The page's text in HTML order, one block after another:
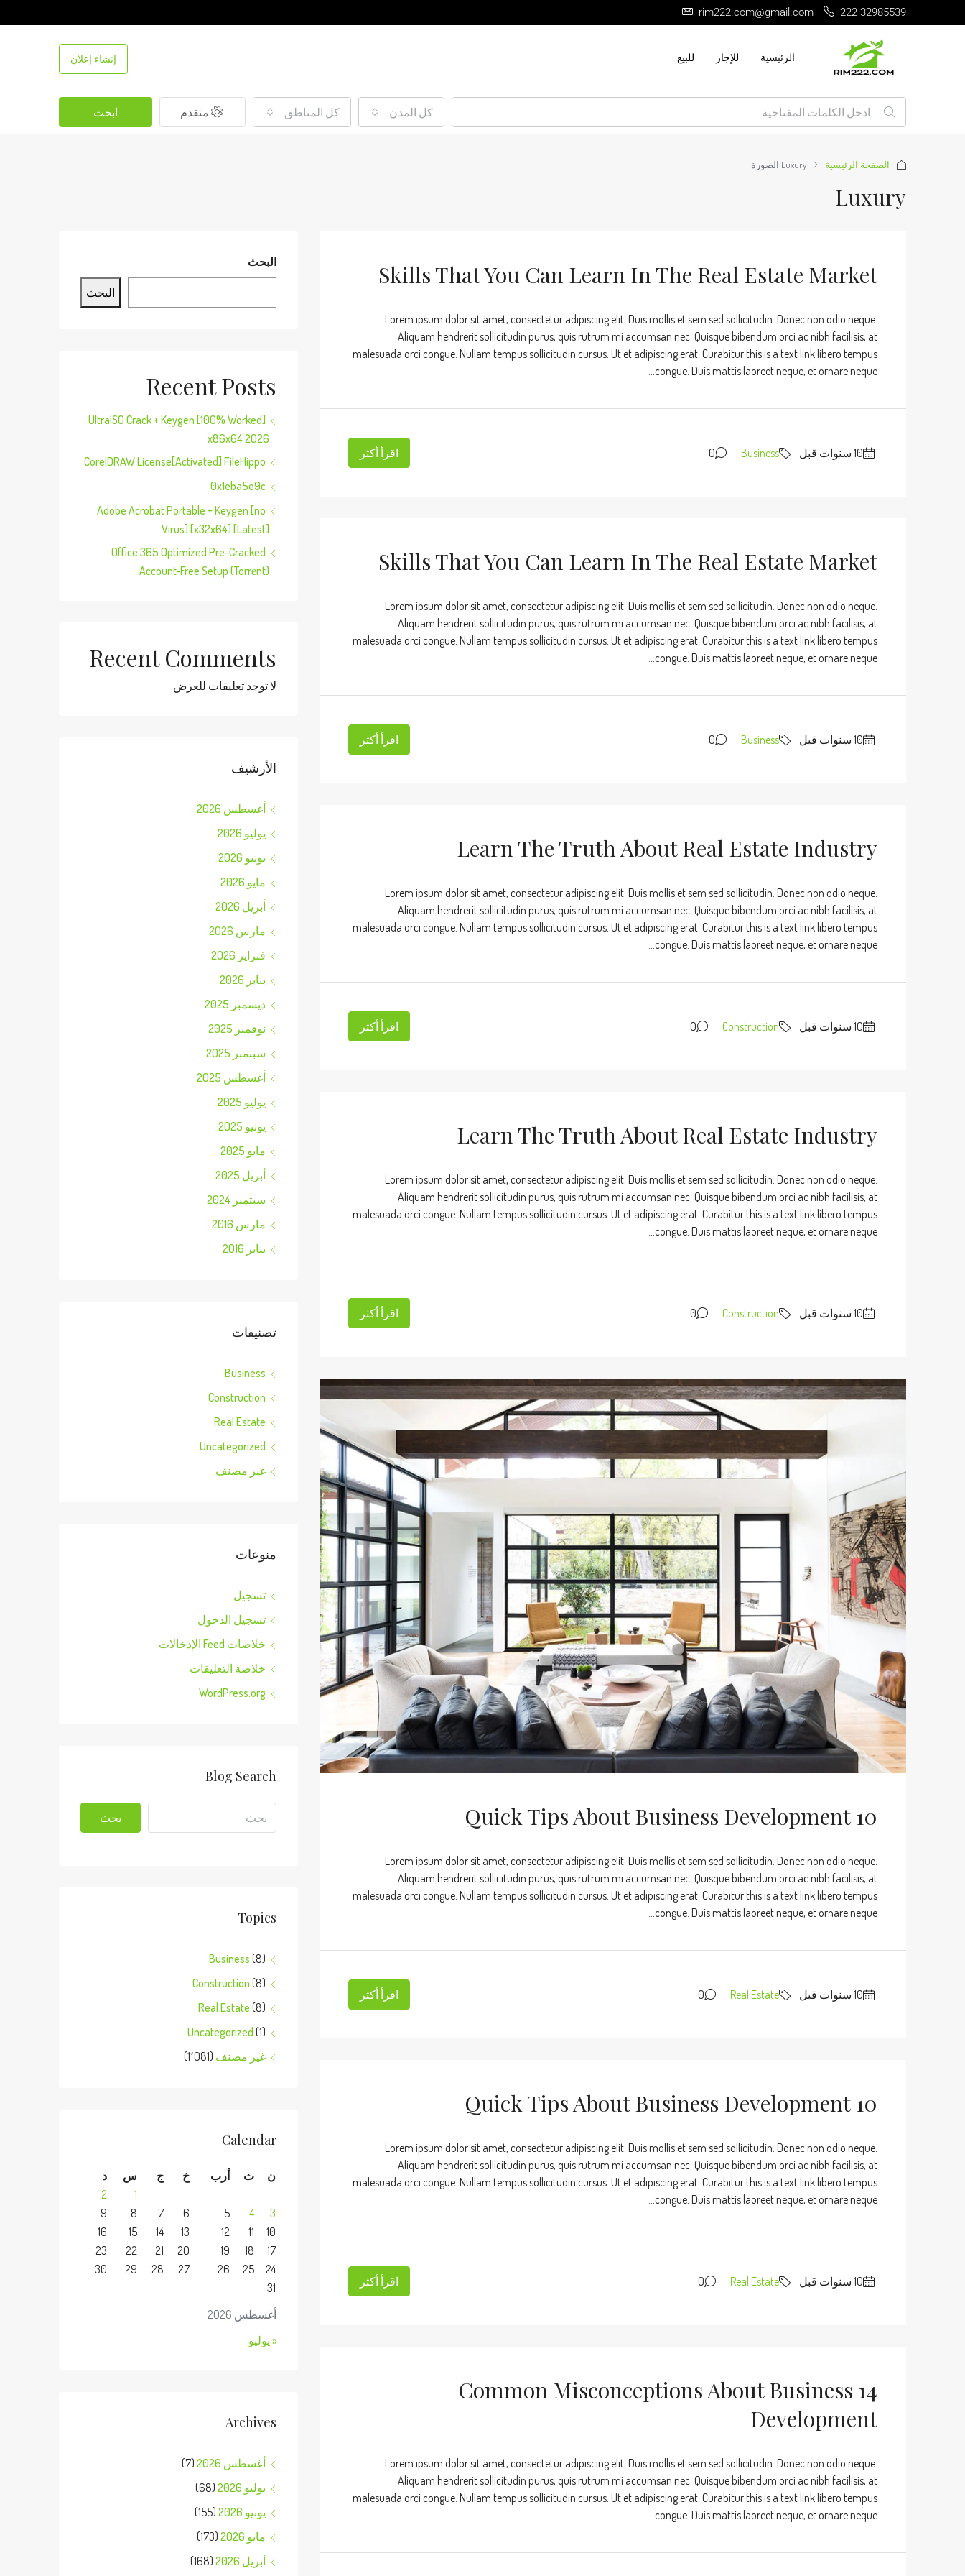
222 32985539
rim222.com@gmail.com
الرئيسية للإجار للبيع إنشاء إعلان
كل المدن كل المناطق متقدم ابحث
الصفحة الرئيسية
Luxury
Skills That You Can Learn In The Real Estate Market
Lorem ipsum dolor sit amet, consectetur adipiscing elit. Duis mollis et sem sed sollicitudin. Donec non odio neque.
Aliquam hendrerit sollicitudin purus, quis rutrum mi accumsan nec. Quisque bibendum orci ac nibh facilisis, at
malesuada orci congue. Nullam tempus sollicitudin cursus. Ut et adipiscing erat. Curabitur this is a text link libero tempus
congue. Duis mattis laoreet neque, et ornare neque...
Business
0 اقرأ أكثر
Skills That You Can Learn In The Real Estate Market
Lorem ipsum dolor sit amet, consectetur adipiscing elit. Duis mollis et sem sed sollicitudin. Donec non odio neque.
Aliquam hendrerit sollicitudin purus, quis rutrum mi accumsan nec. Quisque bibendum orci ac nibh facilisis, at
malesuada orci congue. Nullam tempus sollicitudin cursus. Ut et adipiscing erat. Curabitur this is a text link libero tempus
congue. Duis mattis laoreet neque, et ornare neque...
Business
0 اقرأ أكثر
Learn The Truth About Real Estate Industry
Lorem ipsum dolor sit amet, consectetur adipiscing elit. Duis mollis et sem sed sollicitudin. Donec non odio neque.
Aliquam hendrerit sollicitudin purus, quis rutrum mi accumsan nec. Quisque bibendum orci ac nibh facilisis, at
malesuada orci congue. Nullam tempus sollicitudin cursus. Ut et adipiscing erat. Curabitur this is a text link libero tempus
congue. Duis mattis laoreet neque, et ornare neque...
Construction
0 اقرأ أكثر
Learn The Truth About Real Estate Industry
Lorem ipsum dolor sit amet, consectetur adipiscing elit. Duis mollis et sem sed sollicitudin. Donec non odio neque.
Aliquam hendrerit sollicitudin purus, quis rutrum mi accumsan nec. Quisque bibendum orci ac nibh facilisis, at
malesuada orci congue. Nullam tempus sollicitudin cursus. Ut et adipiscing erat. Curabitur this is a text link libero tempus
congue. Duis mattis laoreet neque, et ornare neque...
Construction
0 اقرأ أكثر
10 Quick Tips About Business Development
Lorem ipsum dolor sit amet, consectetur adipiscing elit. Duis mollis et sem sed sollicitudin. Donec non odio neque.
Aliquam hendrerit sollicitudin purus, quis rutrum mi accumsan nec. Quisque bibendum orci ac nibh facilisis, at
malesuada orci congue. Nullam tempus sollicitudin cursus. Ut et adipiscing erat. Curabitur this is a text link libero tempus
congue. Duis mattis laoreet neque, et ornare neque...
Real Estate
0 اقرأ أكثر
10 Quick Tips About Business Development
Lorem ipsum dolor sit amet, consectetur adipiscing elit. Duis mollis et sem sed sollicitudin. Donec non odio neque.
Aliquam hendrerit sollicitudin purus, quis rutrum mi accumsan nec. Quisque bibendum orci ac nibh facilisis, at
malesuada orci congue. Nullam tempus sollicitudin cursus. Ut et adipiscing erat. Curabitur this is a text link libero tempus
congue. Duis mattis laoreet neque, et ornare neque...
Real Estate
0 اقرأ أكثر
14 Common Misconceptions About Business
Development
Lorem ipsum dolor sit amet, consectetur adipiscing elit. Duis mollis et sem sed sollicitudin. Donec non odio neque.
Aliquam hendrerit sollicitudin purus, quis rutrum mi accumsan nec. Quisque bibendum orci ac nibh facilisis, at
malesuada orci congue. Nullam tempus sollicitudin cursus. Ut et adipiscing erat. Curabitur this is a text link libero tempus
congue. Duis mattis laoreet neque, et ornare neque...
البحث
البحث
Recent Posts
UltraISO Crack + Keygen [100% Worked]
x86x64 2026
CorelDRAW License[Activated] FileHippo
0x1eba5e9c
Adobe Acrobat Portable + Keygen [no
Virus] [x32x64] [Latest]
Office 365 Optimized Pre-Cracked
Account-Free Setup (Torrеnt)
Recent Comments
لا توجد تعليقات للعرض.
الأرشيف
أغسطس 2026
يوليو 2026
يونيو 2026
مايو 2026
أبريل 2026
مارس 2026
فبراير 2026
يناير 2026
ديسمبر 2025
نوفمبر 2025
سبتمبر 2025
أغسطس 2025
يوليو 2025
يونيو 2025
مايو 2025
أبريل 2025
سبتمبر 2024
مارس 2016
يناير 2016
تصنيفات
Business
Construction
Real Estate
Uncategorized
غير مصنف
منوعات
تسجيل
تسجيل الدخول
خلاصات Feed الإدخالات
خلاصة التعليقات
WordPress.org
Blog Search
بحث
Topics
Business (8)
Construction (8)
Real Estate (8)
Uncategorized (1)
غير مصنف (1٬081)
Calendar
أغسطس 2026
ن ث أرب خ ج س
د
1
2
3
4
5
6
7
8
9
10
11
12
13
14
15
16
17
18
19
20
21
22
23
24
25
26
27
28
29
30
31
« يوليو
Archives
أغسطس 2026
(7)
يوليو 2026
(68)
يونيو 2026
(155)
مايو 2026
(173)
أبريل 2026
(168)